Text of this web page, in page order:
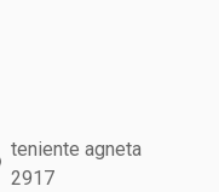
teniente agneta
2917